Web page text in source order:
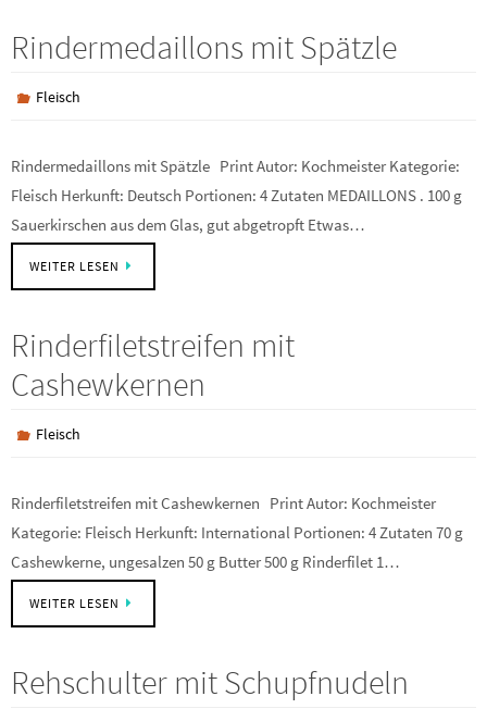
Rindermedaillons mit Spätzle
Fleisch
Rindermedaillons mit Spätzle Print Autor: Kochmeister Kategorie:
Fleisch Herkunft: Deutsch Portionen: 4 Zutaten MEDAILLONS . 100 g
Sauerkirschen aus dem Glas, gut abgetropft Etwas…
WEITER LESEN
Rinderfiletstreifen mit
Cashewkernen
Fleisch
Rinderfiletstreifen mit Cashewkernen Print Autor: Kochmeister
Kategorie: Fleisch Herkunft: International Portionen: 4 Zutaten 70 g
Cashewkerne, ungesalzen 50 g Butter 500 g Rinderfilet 1…
WEITER LESEN
Rehschulter mit Schupfnudeln